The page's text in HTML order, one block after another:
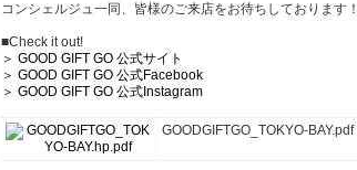
コンシェルジュ一同、皆様のご来店をお待ちしております！
■Check it out!
＞ GOOD GIFT GO 公式サイト
＞ GOOD GIFT GO 公式Facebook
＞ GOOD GIFT GO 公式Instagram
GOODGIFTGO_TOKYO-BAY.pdf